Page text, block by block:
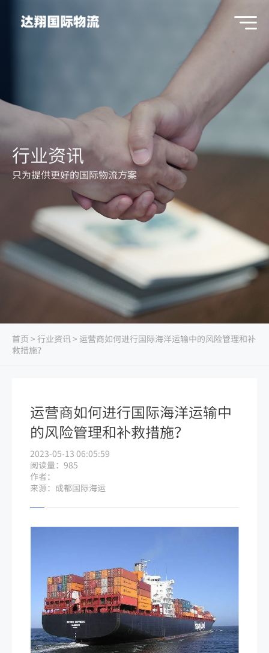
行业资讯
只为提供更好的国际物流方案
首页 > 行业资讯> 运营商如何进行国际海洋运输中的风险管理和补
救措施？
运营商如何进行国际海洋运输中
的风险管理和补救措施？
2023-05-13 06:05:59
阅读量：985
作者：
来源：成都国际海运